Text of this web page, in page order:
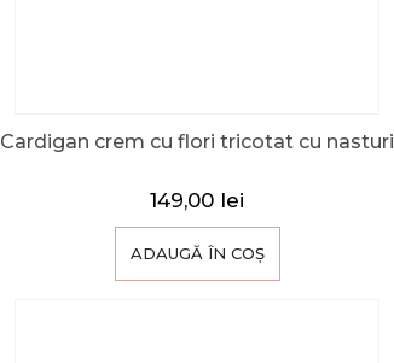
Cardigan crem cu flori tricotat cu nasturi
149,00 lei
ADAUGĂ ÎN COȘ